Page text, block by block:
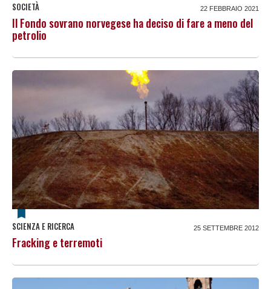
SOCIETÀ 22 FEBBRAIO 2021
Il Fondo sovrano norvegese ha deciso di fare a meno del
petrolio
SCIENZA E RICERCA 25 SETTEMBRE 2012
Fracking e terremoti